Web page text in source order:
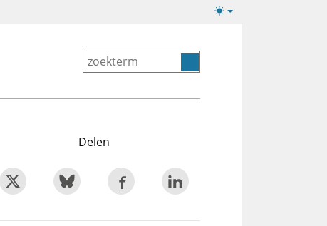
Lichte/donkere
Delen